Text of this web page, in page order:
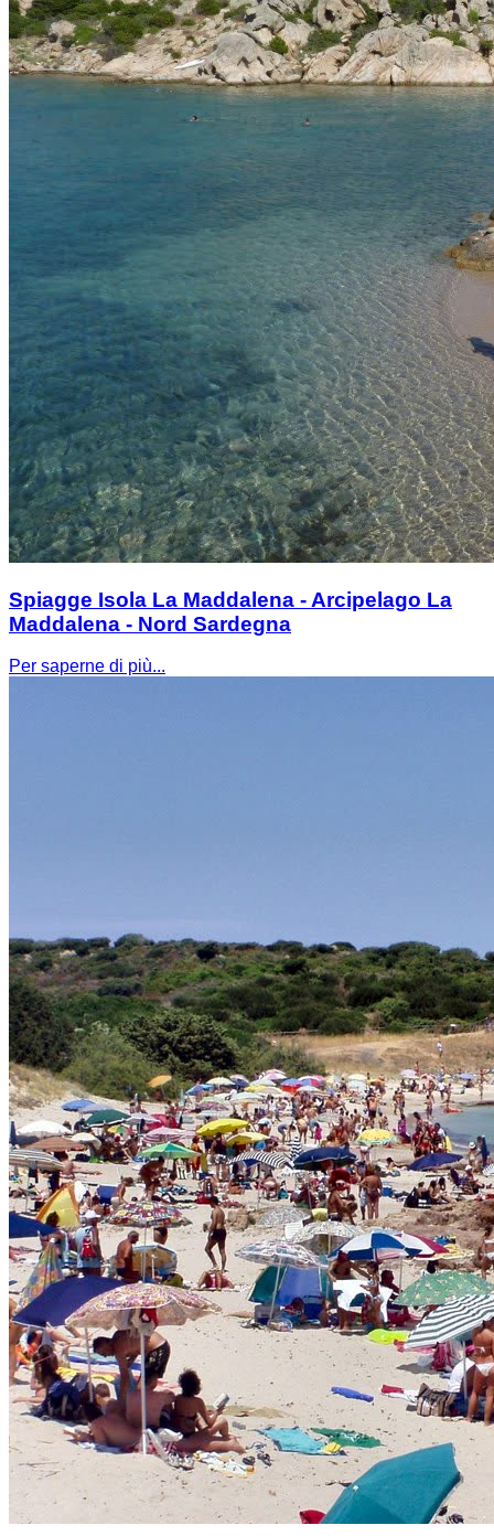
Spiagge Isola La Maddalena - Arcipelago La
Maddalena - Nord Sardegna
Per saperne di più...